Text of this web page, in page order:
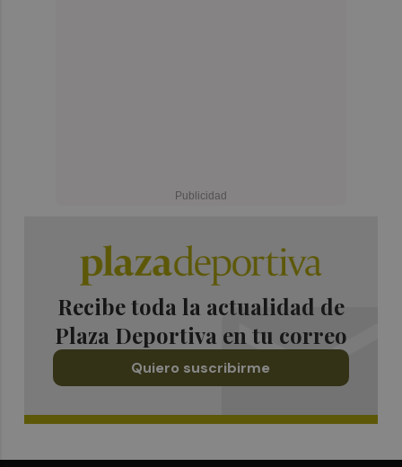
Recibe toda la actualidad de
Plaza Deportiva en tu correo
Quiero suscribirme